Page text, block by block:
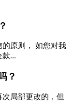
原则， 如您对我
...
？
局部更改的，但